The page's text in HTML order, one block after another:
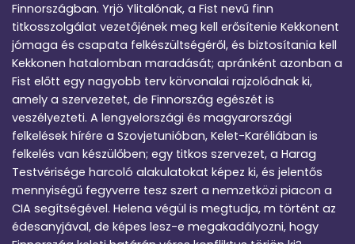
Finnországban. Yrjö Ylitalónak, a Fist nevű finn
titkosszolgálat vezetőjének meg kell erősítenie Kekkonent
jómaga és csapata felkészültségéről, és biztosítania kell
Kekkonen hatalomban maradását; apránként azonban a
Fist előtt egy nagyobb terv körvonalai rajzolódnak ki,
amely a szervezetet, de Finnország egészét is
veszélyezteti. A lengyelországi és magyarországi
felkelések hírére a Szovjetunióban, Kelet-Karéliában is
felkelés van készülőben; egy titkos szervezet, a Harag
Testvérisége harcoló alakulatokat képez ki, és jelentős
mennyiségű fegyverre tesz szert a nemzetközi piacon a
CIA segítségével. Helena végül is megtudja, m történt az
édesanyjával, de képes lesz-e megakadályozni, hogy